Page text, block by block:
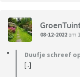
08-12-2022 om
Duufje schreef
[..]